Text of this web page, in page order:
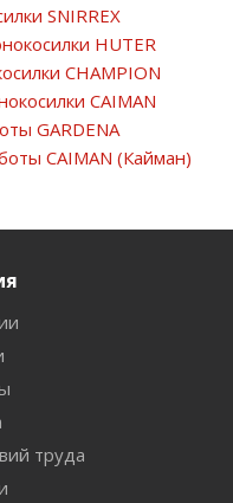
SNIRREX
HUTER
CHAMPION
CAIMAN
GARDENA
CAIMAN (Кайман)
труда